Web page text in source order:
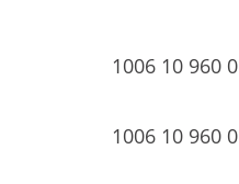
1006 10 960 0
1006 10 960 0